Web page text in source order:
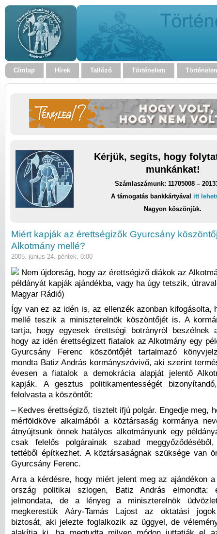
Címlap Hírek Tallózó Történelem
Kérjük, segíts, hogy
munkánkat!
Számlaszámunk: 11705008 –
A támogatás bankkártyával itt
Nagyon köszönjük.
Miért kapják az érettségizők Gyurcsány
Alkotmány mellé?
2005. június 24. péntek, 0:00
Nem újdonság, hogy az érettségiző diákok az
példányát kapják ajándékba, vagy ha úgy tetszik,
Magyar Rádió)
Így van ez az idén is, az ellenzék azonban kifogásolta,
mellé teszik a miniszterelnök köszöntőjét is. A
tartja, hogy egyesek érettségi botrányról beszélnek
hogy az idén érettségizett fiatalok az Alkotmány egy
Gyurcsány Ferenc köszöntőjét tartalmazó
mondta Batiz András kormányszóvivő, aki szerint
évesen a fiatalok a demokrácia alapját jelentő
kapják. A gesztus politikamentességét
felolvasta a köszöntőt:
– Kedves érettségiző, tisztelt ifjú polgár. Engedje meg,
mérföldköve alkalmából a köztársaság kormánya
átnyújtsunk önnek hatályos alkotmányunk egy
csak felelős polgárainak szabad
tettéből építkezhet. A köztársaságnak szüksége van
Gyurcsány Ferenc.
Arra a kérdésre, hogy miért jelent meg az ajándékon a
ország politikai szlogen, Batiz András elmondta:
jelmondata, de a lényeg a miniszterelnök
megkerestük Aáry-Tamás Lajost az oktatási
biztosát, aki jelezte foglalkozik az üggyel, de